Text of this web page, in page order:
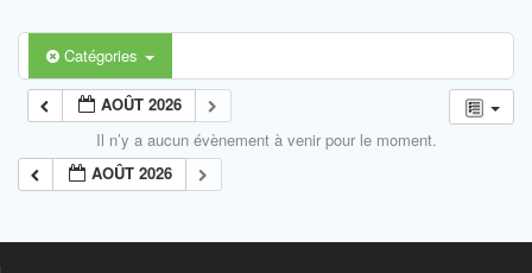
Catégories
AOÛT 2026
Il n’y a aucun évènement à venir pour le moment.
AOÛT 2026